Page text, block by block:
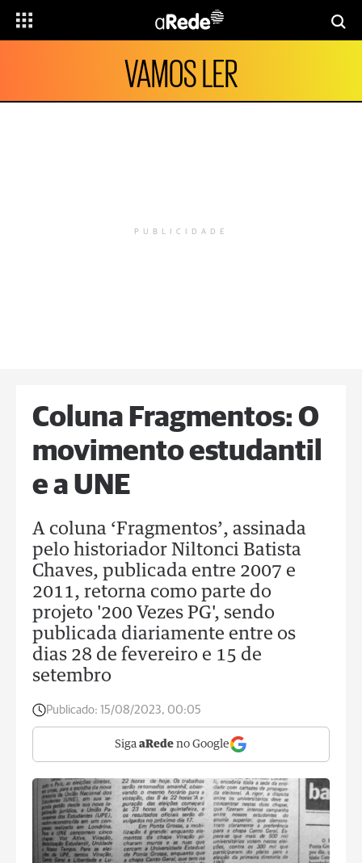
VAMOS LER
PUBLICIDADE
Coluna Fragmentos: O
movimento estudantil
e a UNE
A coluna ‘Fragmentos’, assinada
pelo historiador Niltonci Batista
Chaves, publicada entre 2007 e
2011, retorna como parte do
projeto '200 Vezes PG', sendo
publicada diariamente entre os
dias 28 de fevereiro e 15 de
setembro
Publicado: 15/08/2023, 00:05
Siga aRede no Google